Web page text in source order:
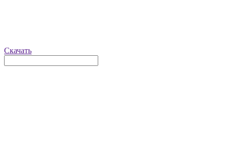
Скачать